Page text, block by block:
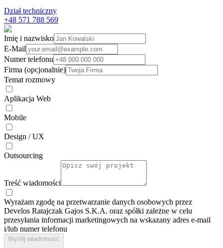
Dział techniczny
+48 571 788 569
Imię i nazwisko
E-Mail
Numer telefonu
Firma (opcjonalnie)
Temat rozmowy
Aplikacja Web
Mobile
Design / UX
Outsourcing
Treść wiadomości
Wyrażam zgodę na przetwarzanie danych osobowych przez
Develos Ratajczak Gajos S.K.A. oraz spółki zależne w celu
przesyłania informacji marketingowych na wskazany adres e-⁠mail
i/lub numer telefonu
Wyślij wiadomość